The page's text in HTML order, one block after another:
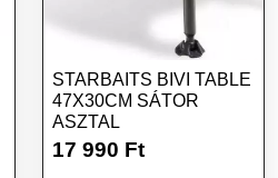
STARBAITS BIVI TABLE
47X30CM SÁTOR
ASZTAL
17 990 Ft